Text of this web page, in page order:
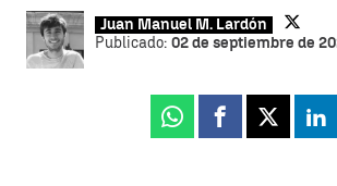
Juan Manuel M. Lardón
Publicado: 02 de septiembre de
Whatsapp
Facebook
X